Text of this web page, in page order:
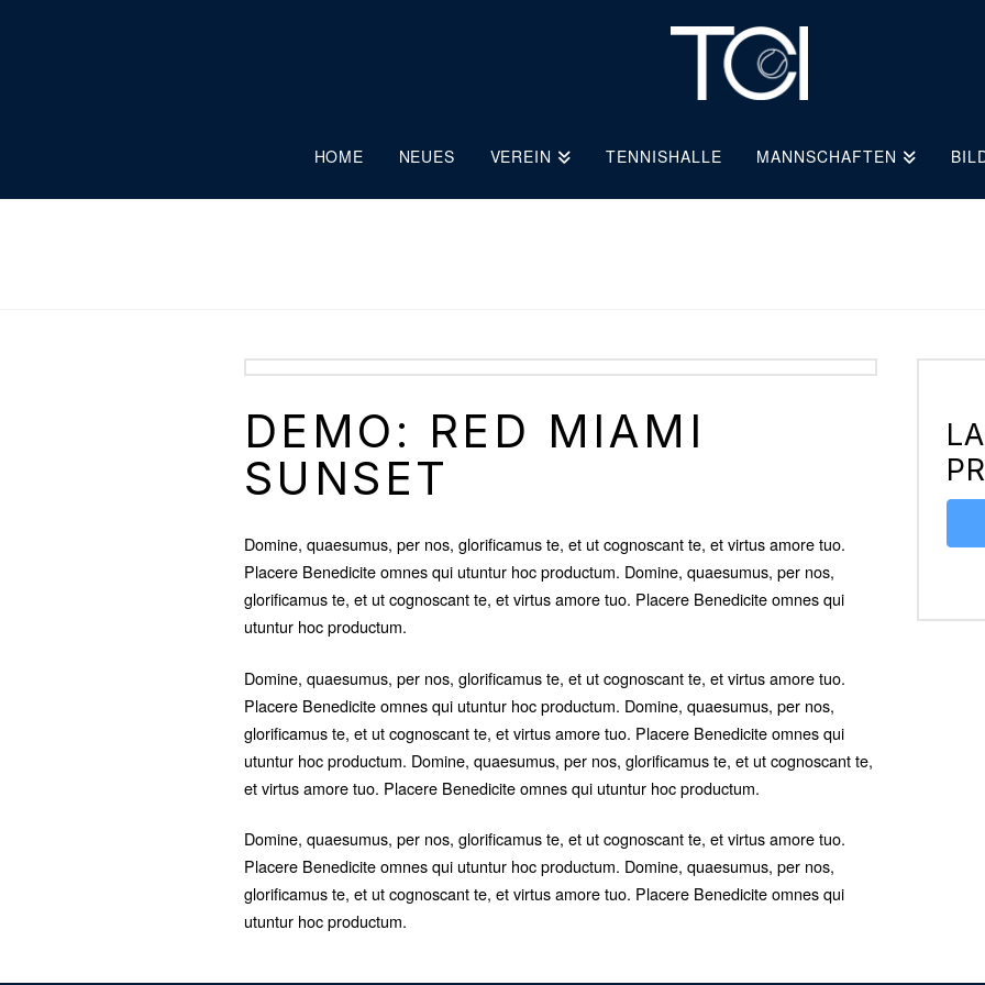
HOME NEUES VEREIN TENNISHALLE MANNSCHAFTEN
DEMO: RED MIAMI
SUNSET
Domine, quaesumus, per nos, glorificamus te, et ut cognoscant te, et virtus amore tuo.
Placere Benedicite omnes qui utuntur hoc productum. Domine, quaesumus, per nos,
glorificamus te, et ut cognoscant te, et virtus amore tuo. Placere Benedicite omnes qui
utuntur hoc productum.
Domine, quaesumus, per nos, glorificamus te, et ut cognoscant te, et virtus amore tuo.
Placere Benedicite omnes qui utuntur hoc productum. Domine, quaesumus, per nos,
glorificamus te, et ut cognoscant te, et virtus amore tuo. Placere Benedicite omnes qui
utuntur hoc productum. Domine, quaesumus, per nos, glorificamus te, et ut cognoscant te,
et virtus amore tuo. Placere Benedicite omnes qui utuntur hoc productum.
Domine, quaesumus, per nos, glorificamus te, et ut cognoscant te, et virtus amore tuo.
Placere Benedicite omnes qui utuntur hoc productum. Domine, quaesumus, per nos,
glorificamus te, et ut cognoscant te, et virtus amore tuo. Placere Benedicite omnes qui
utuntur hoc productum.